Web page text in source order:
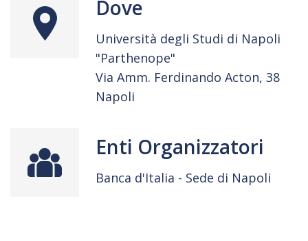
Dove
Università degli Studi di Napoli
"Parthenope"
Via Amm. Ferdinando Acton, 38
Napoli
Enti Organizzatori
Banca d'Italia - Sede di Napoli